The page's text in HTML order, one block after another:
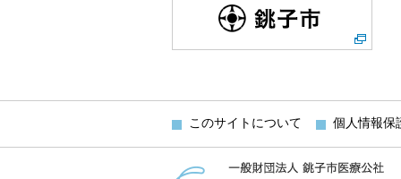
このサイトについて 個人情報保